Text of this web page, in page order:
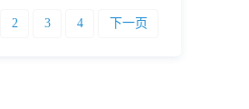
2 3 4 下一页